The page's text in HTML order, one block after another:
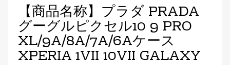
【商品名称】プラダ PRADA
グーグルピクセル10 9 PRO
XL/9A/8A/7A/6Aケース
XPERIA 1VII 10VII GALAXY